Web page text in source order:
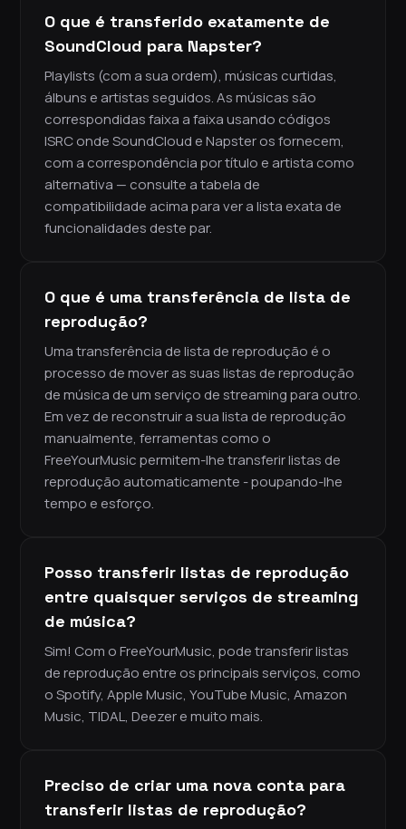
O que é transferido exatamente de
SoundCloud para Napster?
Playlists (com a sua ordem), músicas curtidas,
álbuns e artistas seguidos. As músicas são
correspondidas faixa a faixa usando códigos
ISRC onde SoundCloud e Napster os fornecem,
com a correspondência por título e artista como
alternativa — consulte a tabela de
compatibilidade acima para ver a lista exata de
funcionalidades deste par.
O que é uma transferência de lista de
reprodução?
Uma transferência de lista de reprodução é o
processo de mover as suas listas de reprodução
de música de um serviço de streaming para outro.
Em vez de reconstruir a sua lista de reprodução
manualmente, ferramentas como o
FreeYourMusic permitem-lhe transferir listas de
reprodução automaticamente - poupando-lhe
tempo e esforço.
Posso transferir listas de reprodução
entre quaisquer serviços de streaming
de música?
Sim! Com o FreeYourMusic, pode transferir listas
de reprodução entre os principais serviços, como
o Spotify, Apple Music, YouTube Music, Amazon
Music, TIDAL, Deezer e muito mais.
Preciso de criar uma nova conta para
transferir listas de reprodução?